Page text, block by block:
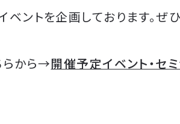
ベントを企画しております。ぜ
らから→開催予定イベント・セ